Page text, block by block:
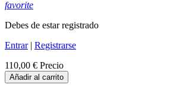
favorite
Debes de estar registrado
Entrar| Registrarse
110,00 € Precio
Añadir al carrito